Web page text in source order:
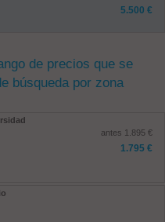
5.500 €
de precios que se
búsqueda por zona
antes 1.895 €
1.795 €